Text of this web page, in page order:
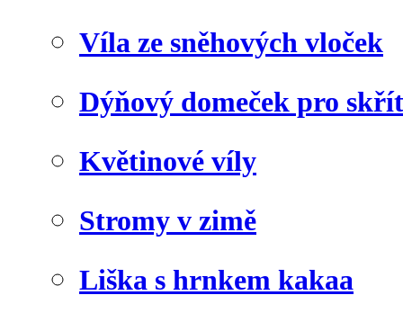
Víla ze sněhových vloček
Dýňový domeček pro
Květinové víly
Stromy v zimě
Liška s hrnkem kakaa